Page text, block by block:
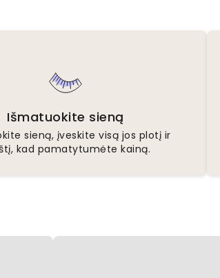
Išmatuokite sieną
sieną, įveskite visą jos plotį ir
kad pamatytumėte kainą.